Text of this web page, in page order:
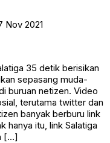
Nov 2021
35 detik berisikan
sepasang muda-
buruan netizen. Video
terutama twitter dan
banyak berburu link
hanya itu, link Salatiga
[…]